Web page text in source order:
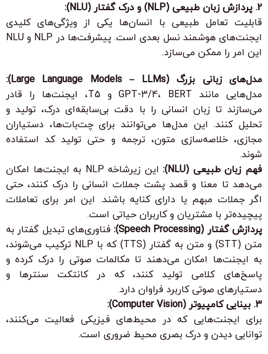
2. پردازش زبان طبیعی (NLP) و درک گفتار (NLU):
قابلیت تعامل طبیعی با انسان‌ها یکی از ویژگی‌های کلیدی
ایجنت‌های هوشمند نسل بعدی است. پیشرفت‌ها در NLP و NLU
این امر را ممکن می‌سازد.
مدل‌های زبانی بزرگ (Large Language Models – LLMs):
مدل‌هایی مانند GPT-3/4، BERT و T5، ایجنت‌ها را قادر
می‌سازند تا زبان انسانی را با دقت بی‌سابقه‌ای درک، تولید و
تحلیل کنند. این مدل‌ها می‌توانند برای چت‌بات‌ها، دستیاران
مجازی، خلاصه‌سازی متون، ترجمه و حتی تولید کد استفاده
شوند.
فهم زبان طبیعی (NLU):
این زیرشاخه NLP به ایجنت‌ها امکان
می‌دهد تا معنا و قصد پشت جملات انسانی را درک کنند، حتی
اگر جملات مبهم یا دارای کنایه باشند. این امر برای تعاملات
پیچیده‌تر با مشتریان و کاربران حیاتی است.
پردازش گفتار (Speech Processing):
فناوری‌های تبدیل گفتار به
متن (STT) و متن به گفتار (TTS) که با NLP ترکیب می‌شوند،
به ایجنت‌ها امکان می‌دهند تا مکالمات صوتی را درک کرده و
پاسخ‌های کلامی تولید کنند، که در کانتکت سنترها و
دستیارهای صوتی کاربرد فراوان دارد.
3. بینایی کامپیوتر (Computer Vision):
برای ایجنت‌هایی که در محیط‌های فیزیکی فعالیت می‌کنند،
توانایی دیدن و درک بصری محیط ضروری است.